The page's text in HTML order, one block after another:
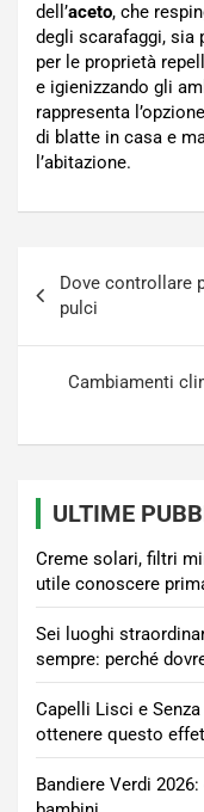
dell’aceto, che
degli scarafaggi, sia
per le proprietà
e igienizzando gli
rappresenta
di blatte in casa e
l’abitazione.
articoli
Dove controllare
pulci
Cambiamenti
ULTIME
Creme solari, filtri
utile conoscere
Sei luoghi
sempre: perché
Capelli Lisci e
ottenere questo
Bandiere Verdi